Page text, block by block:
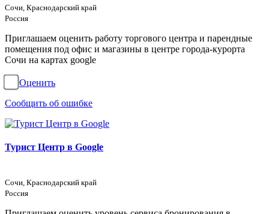
Сочи, Краснодарский край
Россия
Приглашаем оценить работу торгового центра и парендные
помещения под офис и магазины в центре города-курорта
Сочи на картах google
Оценить
Сообщить об ошибке
Турист Центр в Google
Сочи, Краснодарский край
Россия